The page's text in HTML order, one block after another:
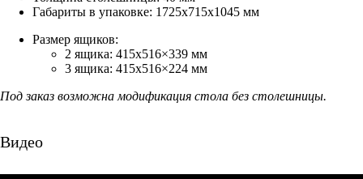
Габариты в упаковке: 1725х715х1045 мм
Размер ящиков:
2 ящика: 415х516×339 мм
3 ящика: 415х516×224 мм
Под заказ возможна модификация стола без столешницы.
Видео